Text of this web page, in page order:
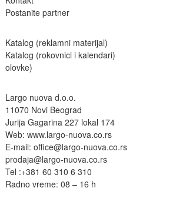
Postanite partner
Katalog (reklamni materijal)
Katalog (rokovnici i kalendari)
olovke)
Largo nuova d.o.o.
11070 Novi Beograd
Jurija Gagarina 227 lokal 174
Web: www.largo-nuova.co.rs
E-mail: office@largo-nuova.co.rs
prodaja@largo-nuova.co.rs
Tel :+381 60 310 6 310
Radno vreme: 08 – 16 h